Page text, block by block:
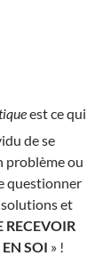
est ce qui
de se
problème ou
questionner
solutions et
RECEVOIR
SOI » !